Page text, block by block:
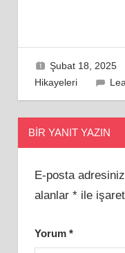
Şubat 18, 2025
Hikayeleri
BIR YANIT YAZIN
E-posta
alanlar *ile
Yorum *